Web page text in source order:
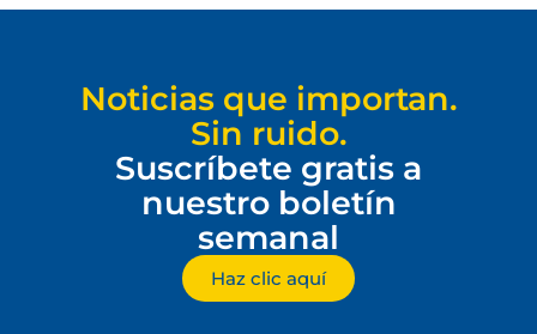
Noticias que importan.
Sin ruido.
Suscríbete gratis a
nuestro boletín
semanal
Haz clic aquí